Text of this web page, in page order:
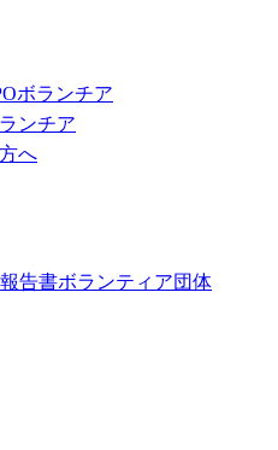
ボランチア
ンチア
へ
告書ボランティア団体